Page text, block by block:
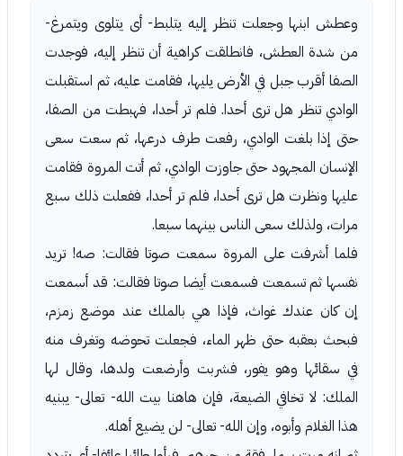
وعطش ابنها وجعلت تنظر إليه يتلبط- أى يتلوى ويتمرغ-
من شدة العطش، فانطلقت كراهية أن تنظر إليه، فوجدت
الصفا أقرب جبل في الأرض يليها، فقامت عليه، ثم استقبلت
الوادي تنظر هل ترى أحدا. فلم تر أحدا، فهبطت من الصفا،
حتى إذا بلغت الوادي، رفعت طرف درعها، ثم سعت سعى
الإنسان المجهود حتى جاوزت الوادي، ثم أتت المروة فقامت
عليها ونظرت هل ترى أحدا، فلم تر أحدا، ففعلت ذلك سبع
مرات، ولذلك سعى الناس بينهما سبعا.
فلما أشرفت على المروة سمعت صوتا فقالت: صه! تريد
نفسها ثم تسمعت فسمعت أيضا صوتا فقالت: قد أسمعت
إن كان عندك غواث، فإذا هي بالملك عند موضع زمزم،
فبحث بعقبه حتى ظهر الماء، فجعلت تحوضه وتغرف منه
في سقائها وهو يفور، فشربت وأرضعت ولدها، وقال لها
الملك: لا تخافي الضيعة، فإن هاهنا بيت الله- تعالى- يبنيه
هذا الغلام وأبوه، وإن الله- تعالى- لن يضيع أهله.